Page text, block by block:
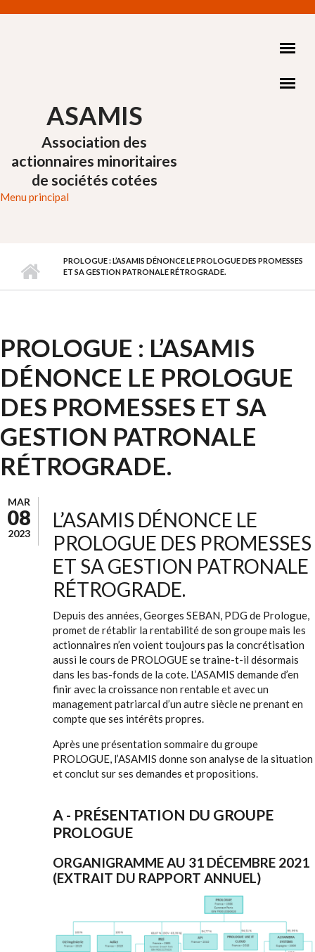
ASAMIS
Association des
actionnaires minoritaires
de sociétés cotées
Menu principal
PROLOGUE : L’ASAMIS DÉNONCE LE PROLOGUE DES PROMESSES
ET SA GESTION PATRONALE RÉTROGRADE.
PROLOGUE : L’ASAMIS
DÉNONCE LE PROLOGUE
DES PROMESSES ET SA
GESTION PATRONALE
RÉTROGRADE.
MAR
08
2023
L’ASAMIS DÉNONCE LE
PROLOGUE DES PROMESSES
ET SA GESTION PATRONALE
RÉTROGRADE.
Depuis des années, Georges SEBAN, PDG de Prologue,
promet de rétablir la rentabilité de son groupe mais les
actionnaires n’en voient toujours pas la concrétisation
aussi le cours de PROLOGUE se traine-t-il désormais
dans les bas-fonds de la cote. L’ASAMIS demande d’en
finir avec la croissance non rentable et avec un
management patriarcal d’un autre siècle ne prenant en
compte que ses intérêts propres.
Après une présentation sommaire du groupe
PROLOGUE, l’ASAMIS donne son analyse de la situation
et conclut sur ses demandes et propositions.
A - PRÉSENTATION DU GROUPE
PROLOGUE
ORGANIGRAMME AU 31 DÉCEMBRE 2021
(EXTRAIT DU RAPPORT ANNUEL)